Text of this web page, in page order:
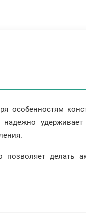
особенностям
удерживает
делать